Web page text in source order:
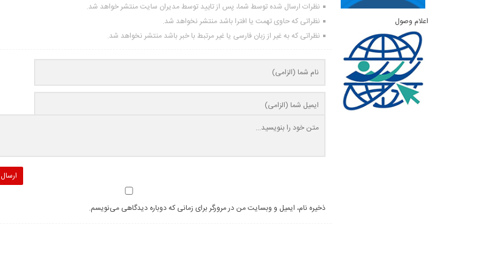
نظرات ارسال شده توسط شما، پس از تایید توسط مدیران سایت منتشر خواهد شد.
نظراتی که حاوی تهمت یا افترا باشد منتشر نخواهد شد.
نظراتی که به غیر از زبان فارسی یا غیر مرتبط با خبر باشد منتشر نخواهد شد.
ذخیره نام، ایمیل و وبسایت من در مرورگر برای زمانی که دوباره دیدگاهی می‌نویسم.
اعلام وصول